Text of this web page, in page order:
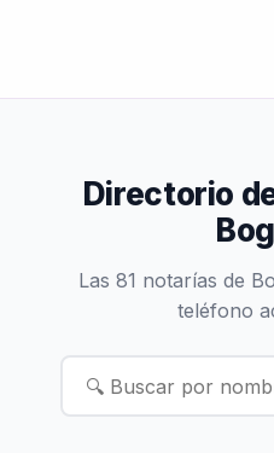
Directorio
Las 81 notarías de
teléfono